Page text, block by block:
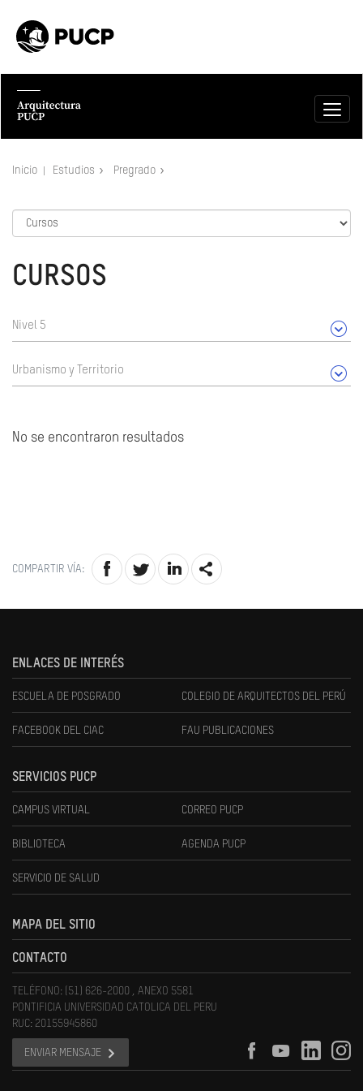
Inicio Estudios Pregrado
CURSOS
Nivel 5
Urbanismo y Territorio
No se encontraron resultados
COMPARTIR VÍA:
ENLACES DE INTERÉS
ESCUELA DE POSGRADO COLEGIO DE ARQUITECTOS DEL PERÚ
FACEBOOK DEL CIAC FAU PUBLICACIONES
SERVICIOS PUCP
CAMPUS VIRTUAL CORREO PUCP
BIBLIOTECA AGENDA PUCP
SERVICIO DE SALUD
MAPA DEL SITIO
CONTACTO
TELÉFONO: (51) 626-2000 , ANEXO 5581
PONTIFICIA UNIVERSIDAD CATOLICA DEL PERU
RUC: 20155945860
ENVIAR MENSAJE